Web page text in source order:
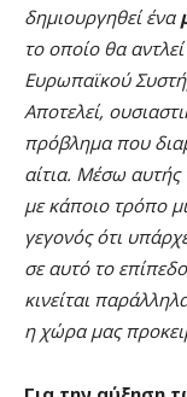
δημιουργηθεί ένα
το οποίο θα
Ευρωπαϊκού
Αποτελεί,
πρόβλημα που
αίτια. Μέσω αυτής
με κάποιο τρόπο
γεγονός ότι
σε αυτό το
κινείται
η χώρα μας